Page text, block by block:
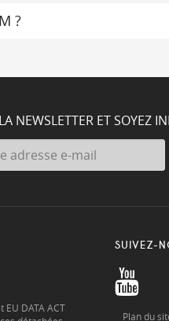
?
NEWSLETTER ET SOYEZ
DATA ACT
SUIVEZ-
Plan du